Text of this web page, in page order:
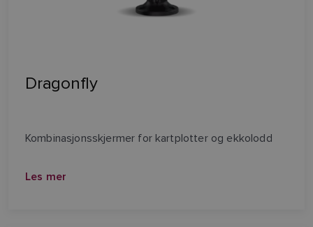
Dragonfly
Kombinasjonsskjermer for kartplotter og ekkolodd
Les mer